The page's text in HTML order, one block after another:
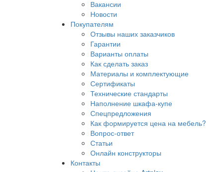
Вакансии
Новости
Покупателям
Отзывы наших заказчиков
Гарантии
Варианты оплаты
Как сделать заказ
Материалы и комплектующие
Сертификаты
Технические стандарты
Наполнение шкафа-купе
Спецпредложения
Как формируется цена на мебель?
Вопрос-ответ
Статьи
Онлайн конструкторы
Контакты